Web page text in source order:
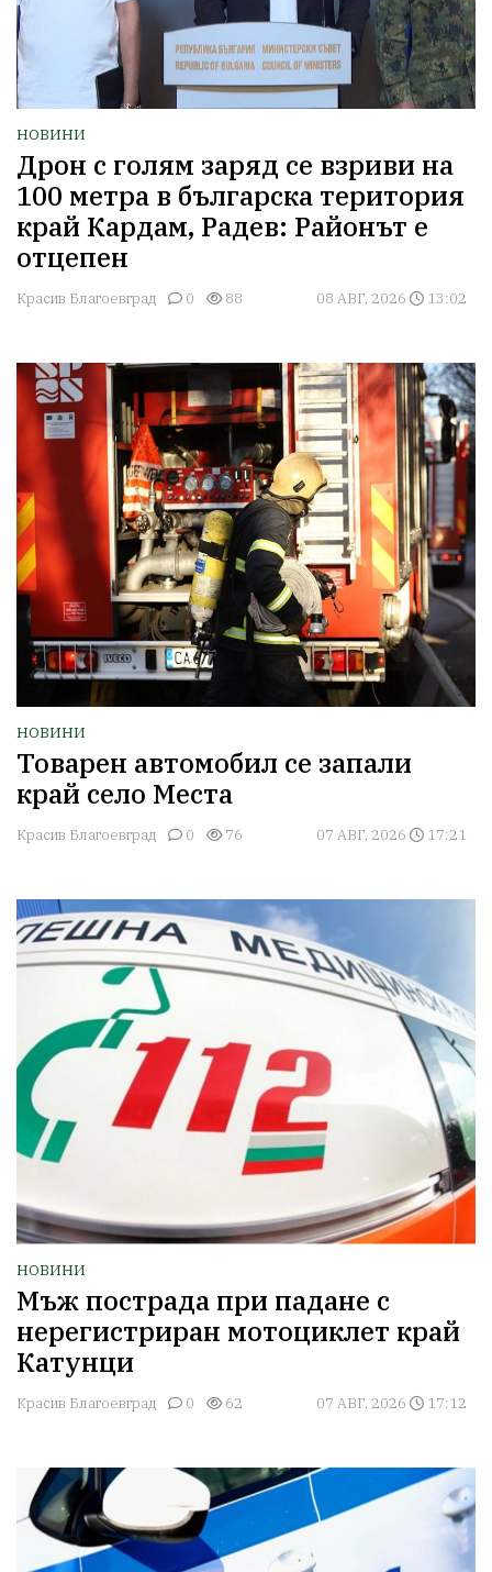
НОВИНИ
Дрон с голям заряд се взриви на
100 метра в българска територия
край Кардам, Радев: Районът е
отцепен
Красив Благоевград 0 88 08 АВГ, 2026 13:02
НОВИНИ
Товарен автомобил се запали
край село Места
Красив Благоевград 0 76 07 АВГ, 2026 17:21
НОВИНИ
Мъж пострада при падане с
нерегистриран мотоциклет край
Катунци
Красив Благоевград 0 62 07 АВГ, 2026 17:12